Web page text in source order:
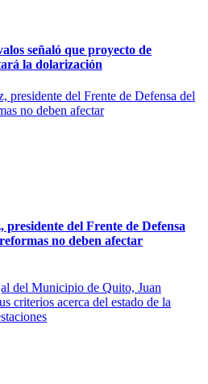
señaló que proyecto de
la dolarización
del Frente de Defensa
no deben afectar